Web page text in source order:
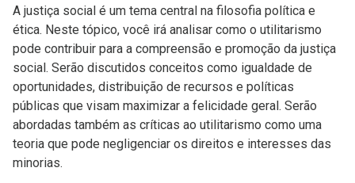
A justiça social é um tema central na filosofia política e
ética. Neste tópico, você irá analisar como o utilitarismo
pode contribuir para a compreensão e promoção da justiça
social. Serão discutidos conceitos como igualdade de
oportunidades, distribuição de recursos e políticas
públicas que visam maximizar a felicidade geral. Serão
abordadas também as críticas ao utilitarismo como uma
teoria que pode negligenciar os direitos e interesses das
minorias.